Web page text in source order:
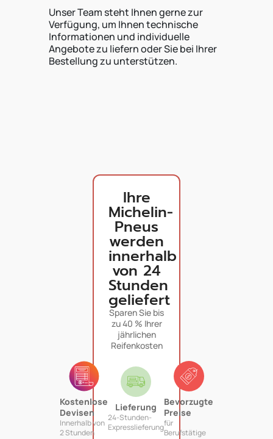
Unser Team steht Ihnen gerne zur
Verfügung, um Ihnen technische
Informationen und individuelle
Angebote zu liefern oder Sie bei Ihrer
Bestellung zu unterstützen.
Ihre
Michelin-
Pneus
werden
innerhalb
von 24
Stunden
geliefert
Sparen Sie bis
zu 40 % Ihrer
jährlichen
Reifenkosten
Kostenlose
Devisen
Innerhalb von
2 Stunden
Lieferung
24-Stunden-
Expresslieferung
Bevorzugte
Preise
für
Berufstätige